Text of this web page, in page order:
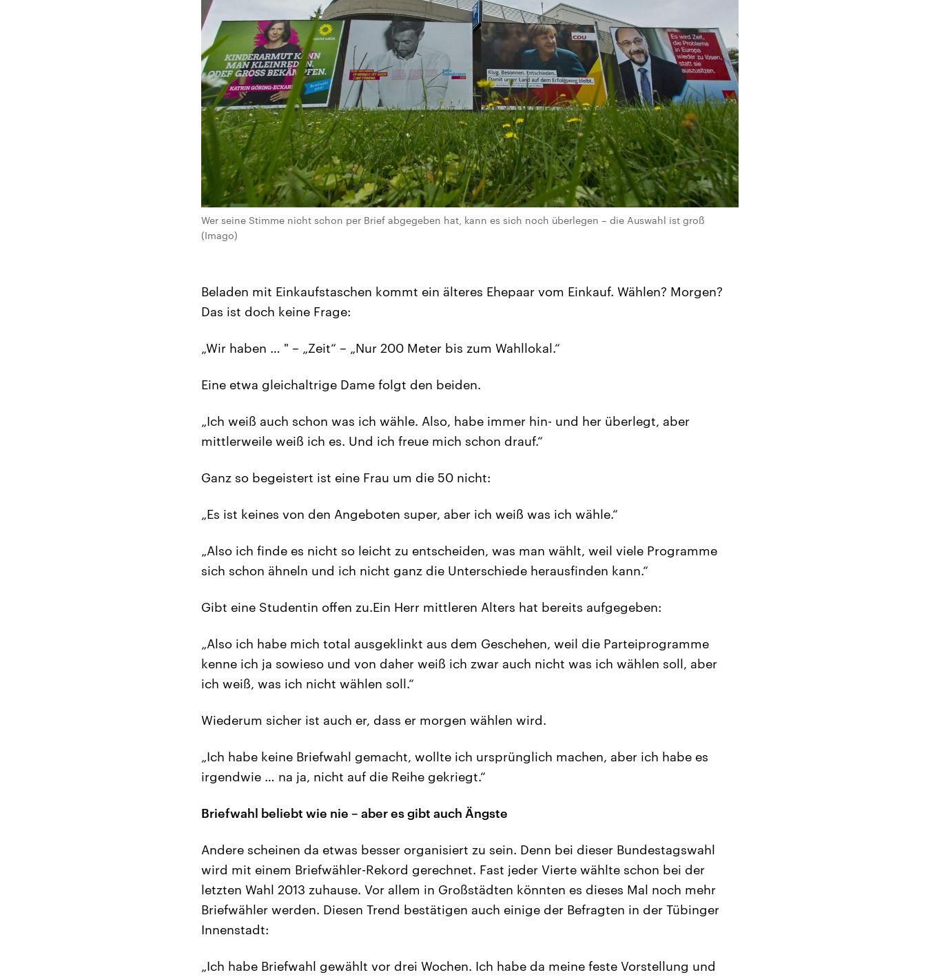
Wer seine Stimme nicht schon per Brief abgegeben hat, kann es sich noch überlegen – die Auswahl ist groß
(Imago)
Beladen mit Einkaufstaschen kommt ein älteres Ehepaar vom Einkauf. Wählen? Morgen?
Das ist doch keine Frage:
„Wir haben … " – „Zeit“ – „Nur 200 Meter bis zum Wahllokal.“
Eine etwa gleichaltrige Dame folgt den beiden.
„Ich weiß auch schon was ich wähle. Also, habe immer hin- und her überlegt, aber
mittlerweile weiß ich es. Und ich freue mich schon drauf.“
Ganz so begeistert ist eine Frau um die 50 nicht:
„Es ist keines von den Angeboten super, aber ich weiß was ich wähle.“
„Also ich finde es nicht so leicht zu entscheiden, was man wählt, weil viele Programme
sich schon ähneln und ich nicht ganz die Unterschiede herausfinden kann.“
Gibt eine Studentin offen zu.Ein Herr mittleren Alters hat bereits aufgegeben:
„Also ich habe mich total ausgeklinkt aus dem Geschehen, weil die Parteiprogramme
kenne ich ja sowieso und von daher weiß ich zwar auch nicht was ich wählen soll, aber
ich weiß, was ich nicht wählen soll.“
Wiederum sicher ist auch er, dass er morgen wählen wird.
„Ich habe keine Briefwahl gemacht, wollte ich ursprünglich machen, aber ich habe es
irgendwie … na ja, nicht auf die Reihe gekriegt.“
Briefwahl beliebt wie nie – aber es gibt auch Ängste
Andere scheinen da etwas besser organisiert zu sein. Denn bei dieser Bundestagswahl
wird mit einem Briefwähler-Rekord gerechnet. Fast jeder Vierte wählte schon bei der
letzten Wahl 2013 zuhause. Vor allem in Großstädten könnten es dieses Mal noch mehr
Briefwähler werden. Diesen Trend bestätigen auch einige der Befragten in der Tübinger
Innenstadt:
„Ich habe Briefwahl gewählt vor drei Wochen. Ich habe da meine feste Vorstellung und